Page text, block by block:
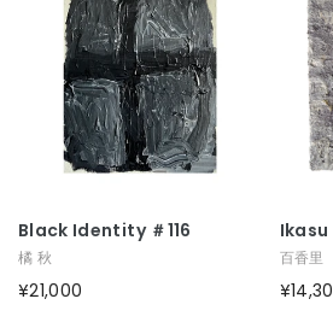
Black Identity ＃116
橘 秋
¥21,000
Ikasu
百香里